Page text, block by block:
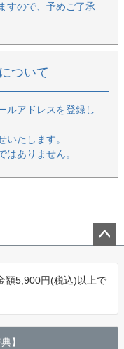
すので、予めご了承
ついて
ルアドレスを登録し
たします。
ありません。
ップ
額5,900円(税込)以上で
】